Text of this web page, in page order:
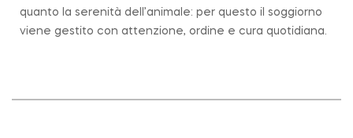
quanto la serenità dell’animale: per questo il soggiorno
viene gestito con attenzione, ordine e cura quotidiana.